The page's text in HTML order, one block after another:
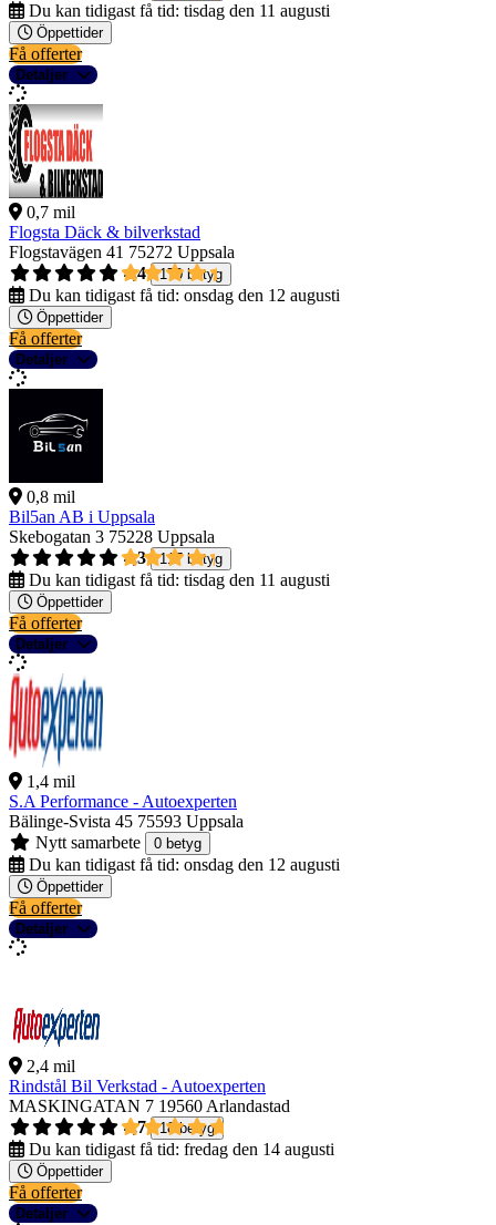
Du kan tidigast få tid: tisdag den 11 augusti
Öppettider
Få offerter
Detaljer
0,7 mil
Flogsta Däck & bilverkstad
Flogstavägen 41 75272 Uppsala
4,4
170 betyg
Du kan tidigast få tid: onsdag den 12 augusti
Öppettider
Få offerter
Detaljer
0,8 mil
Bil5an AB i Uppsala
Skebogatan 3 75228 Uppsala
4,3
117 betyg
Du kan tidigast få tid: tisdag den 11 augusti
Öppettider
Få offerter
Detaljer
1,4 mil
S.A Performance - Autoexperten
Bälinge-Svista 45 75593 Uppsala
Nytt samarbete
0 betyg
Du kan tidigast få tid: onsdag den 12 augusti
Öppettider
Få offerter
Detaljer
2,4 mil
Rindstål Bil Verkstad - Autoexperten
MASKINGATAN 7 19560 Arlandastad
4,7
18 betyg
Du kan tidigast få tid: fredag den 14 augusti
Öppettider
Få offerter
Detaljer